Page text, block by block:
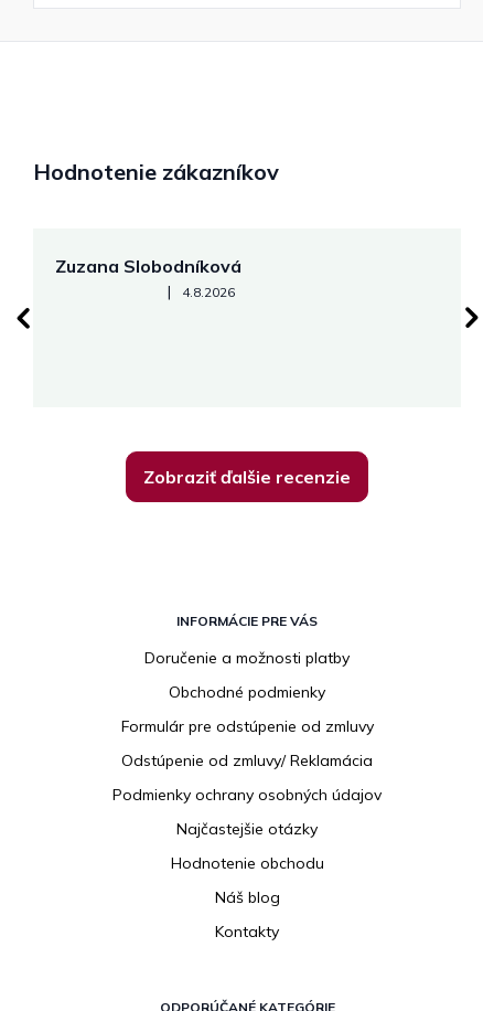
Hodnotenie zákazníkov
Zuzana Slobodníková
Hodnotenie obchodu je 5 z 5 hviezdičiek.
| 4.8.2026
Zobraziť ďalšie recenzie
INFORMÁCIE PRE VÁS
Doručenie a možnosti platby
Obchodné podmienky
Formulár pre odstúpenie od zmluvy
Odstúpenie od zmluvy/ Reklamácia
Podmienky ochrany osobných údajov
Najčastejšie otázky
Hodnotenie obchodu
Náš blog
Kontakty
ODPORÚČANÉ KATEGÓRIE